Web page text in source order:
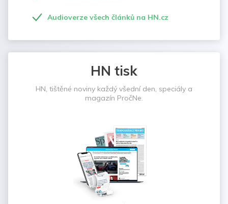
Audioverze všech článků na HN.cz
HN tisk
HN, tištěné noviny každý všední den, speciály a
magazín PročNe.